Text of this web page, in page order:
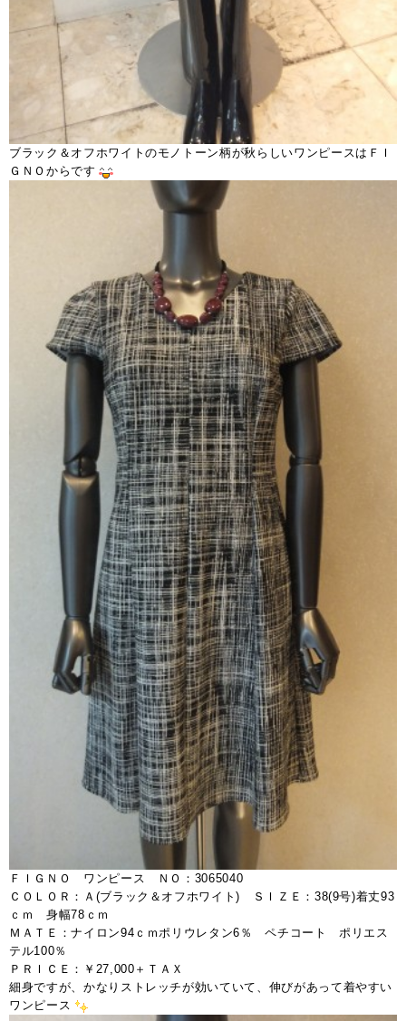
ブラック＆オフホワイトのモノトーン柄が秋らしいワンピースはＦＩ
ＧＮＯからです
ＦＩＧＮＯ ワンピース ＮＯ：3065040
ＣＯＬＯＲ：Ａ(ブラック＆オフホワイト) ＳＩＺＥ：38(9号)着丈93
ｃｍ 身幅78ｃｍ
ＭＡＴＥ：ナイロン94ｃｍポリウレタン6％ ペチコート ポリエス
テル100％
ＰＲＩＣＥ：￥27,000＋ＴＡＸ
細身ですが、かなりストレッチが効いていて、伸びがあって着やすい
ワンピース